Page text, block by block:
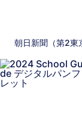
朝日新聞（第2東